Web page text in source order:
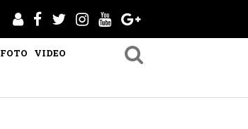
FOTO VIDEO